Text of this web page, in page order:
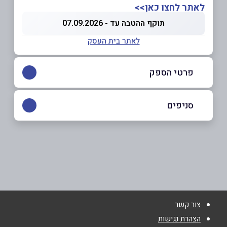
לאתר לחצו כאן>>
תוקף ההטבה עד - 07.09.2026
לאתר בית העסק
פרטי הספק
באתר בפייסבוק
טלפון*
סניפים
צור קשר
הצהרת נגישות